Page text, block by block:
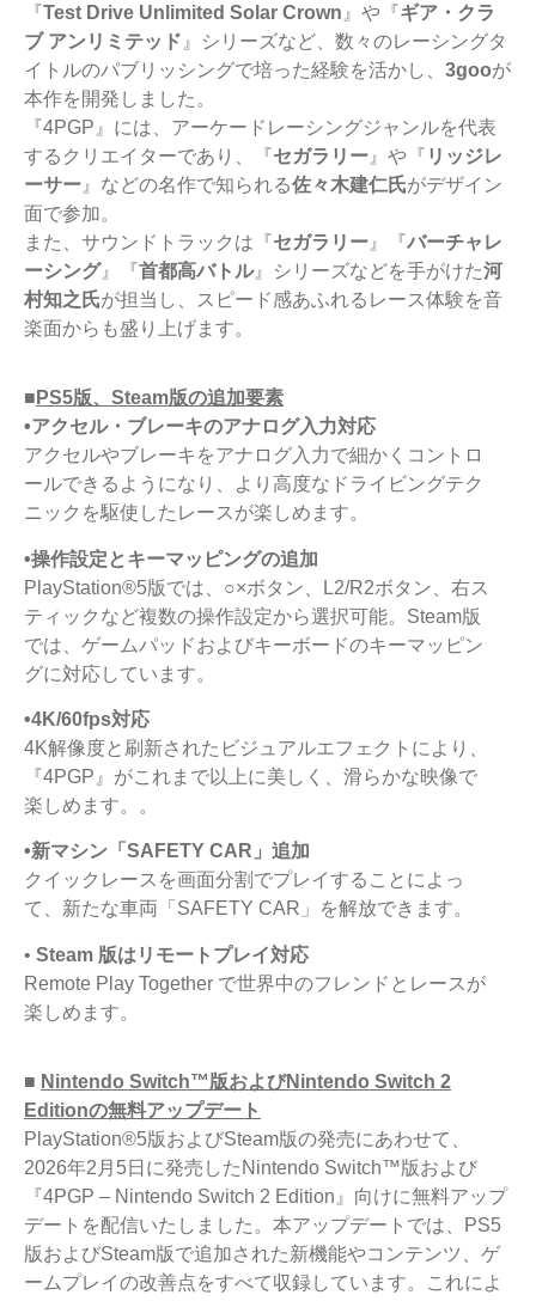
『Test Drive Unlimited Solar Crown 』や『ギア・クラ
ブ アンリミテッド 』シリーズなど、数々のレーシングタ
イトルのパブリッシングで培った経験を活かし、 3gooが
本作を開発しました。
『4PGP』には、アーケードレーシングジャンルを代表
するクリエイターであり、『セガラリー 』や『 リッジレ
ーサー 』などの名作で知られる佐々木建仁氏がデザイン
面で参加。
また、サウンドトラックは『セガラリー 』『バーチャレ
ーシング』『首都高バトル』シリーズなどを手がけた河
村知之氏が担当し、スピード感あふれるレース体験を音
楽面からも盛り上げます。
■ PS5版、Steam版の追加要素
•アクセル・ブレーキのアナログ入力対応
アクセルやブレーキをアナログ入力で細かくコントロ
ールできるようになり、より高度なドライビングテク
ニックを駆使したレースが楽しめます。
•操作設定とキーマッピングの追加
PlayStation®5版では、○×ボタン、L2/R2ボタン、右ス
ティックなど複数の操作設定から選択可能。Steam版
では、ゲームパッドおよびキーボードのキーマッピン
グに対応しています。
•4K/60fps対応
4K解像度と刷新されたビジュアルエフェクトにより、
『4PGP』がこれまで以上に美しく、滑らかな映像で
楽しめます。
。
•新マシン「SAFETY CAR」追加
クイックレースを画面分割でプレイすることによっ
て、新たな車両「SAFETY CAR」を解放できます。
• Steam 版はリモートプレイ対応
Remote Play Together で世界中のフレンドとレースが
楽しめます。
■ Nintendo Switch™版およびNintendo Switch 2
Editionの無料アップデート
PlayStation®5版およびSteam版の発売にあわせて、
2026年2月5日に発売したNintendo Switch™版および
『4PGP – Nintendo Switch 2 Edition』向けに無料アップ
デートを配信いたしました。本アップデートでは、PS5
版およびSteam版で追加された新機能やコンテンツ、ゲ
ームプレイの改善点をすべて収録しています。これによ